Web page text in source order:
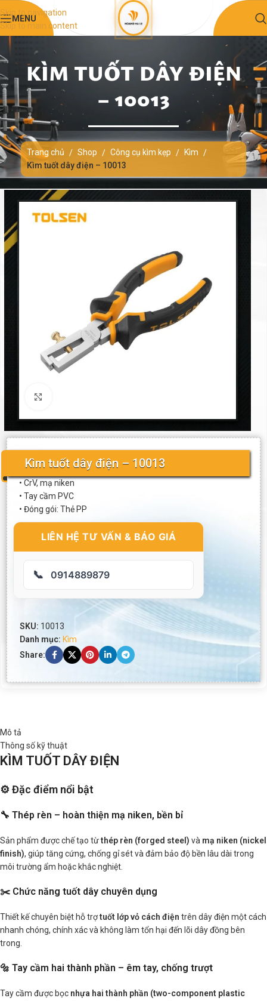
Skip to navigation
Skip to main content
MENU
KÌM TUỐT DÂY ĐIỆN
– 10013
Trang chủ / Shop / Công cụ kìm kẹp / Kìm /
Kìm tuốt dây điện – 10013
Kìm tuốt dây điện – 10013
• CrV, mạ niken
• Tay cầm PVC
• Đóng gói: Thẻ PP
LIÊN HỆ TƯ VẤN & BÁO GIÁ
📞 0914889879
SKU: 10013
Danh mục: Kìm
Share:
Mô tả
Thông số kỹ thuật
KÌM TUỐT DÂY ĐIỆN
⚙️ Đặc điểm nổi bật
🔧 Thép rèn – hoàn thiện mạ niken, bền bỉ
Sản phẩm được chế tạo từthép rèn (forged steel) và mạ niken (nickel
finish), giúp tăng cứng, chống gỉ sét và đảm bảo độ bền lâu dài trong
môi trường ẩm hoặc khắc nghiệt.
✂️ Chức năng tuốt dây chuyên dụng
Thiết kế chuyên biệt hỗ trợtuốt lớp vỏ cách điện trên dây điện một cách
nhanh chóng, chính xác và không làm tổn hại đến lõi dây đồng bên
trong.
🔩 Tay cầm hai thành phần – êm tay, chống trượt
Tay cầm được bọc nhựa hai thành phần (two-component plastic